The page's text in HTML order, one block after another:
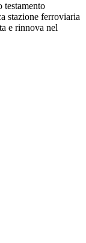
testamento
stazione ferroviaria
e rinnova nel